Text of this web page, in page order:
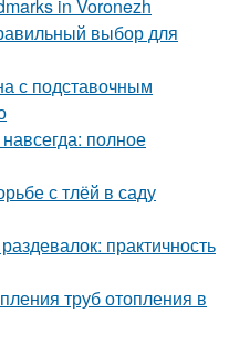
in Voronezh
выбор для
с подставочным
полное
с тлёй в саду
практичность
труб отопления в